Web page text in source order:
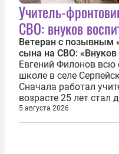
Учитель-
СВО: внуков
Ветеран с позывным
сына на СВО:
Евгений Филонов
школе в селе
Сначала работал
возрасте 25 лет стал
90-е он сумел спасти
временем сделал ее
5 августа 2026